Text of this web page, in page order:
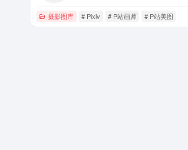
摄影图库 # Pixiv # P站画师 # P站美图